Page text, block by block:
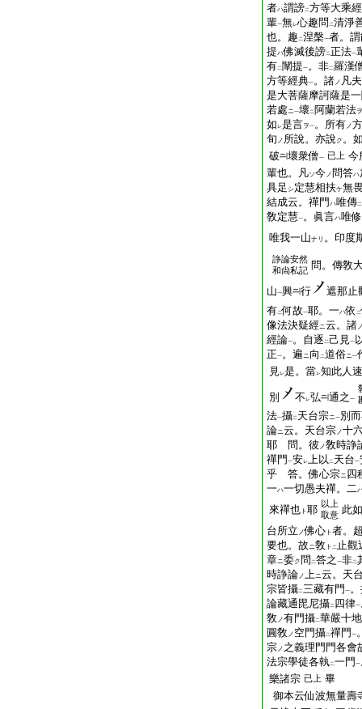
者ハ謂謗二方等大乘
輩一無レ心趣問 二清淨
也。趣 二涅槃一者。
提ハ佛滅後謗二正法一
有二 闡提一。非二羅漢
方等經典一。諸ノ 凡
是大菩薩摩訶薩是
若處ニ一壞 二 阿蘭若法ヲ
如 レ是言ヲ一。所有ノ
旬 ノ 所說。亦說ク 。
破
壞衆僧一 已上 今
輩也。凡ソ今ノ 問答ハ
具足 シ定慧相扶ケ無
結成云。禪門 ハ唯傳二
敎定慧一。眞言ハ唯修
唯我一山ナリ 。印度
諍論安然
和尙私記 問。傳敎
山一興 行
遮那止
有二何故一耶。一ハ依 二
像法決疑經ニ云。諸
經論一。自逐 二己見一
正一。遍ニ向 二道俗ニ一
見レ是。當レ知此人速
別 不 レ弘 通之 一
法一攝二 天台宗ニ一別
論ニ云。天台宗ノ十
耶 問。彼 ノ敎時諍
禪門 一安レ上以 二 天台一
乎 答。佛心宗ニ四
一ハ一切愚夫禪。二
來禪也 ト 耶 以上
取意 此如
台所立 ノ佛心 ト 者。
要也。故ニ敎 ト 二止觀
章ニ委ク 問 二答之 一非二
時諍論ノ上ニ云。天
宗皆攝二三藏有門 一
論藏通毘尼攝二 四律一
敎 ノ有門攝二華嚴十地
圓敎 ノ 空門攝二禪門 一
宗ノ 之義理門門各會
法宗學徒各執二一門 一
樂諸宗 已上 畢
御本云仙波無量壽